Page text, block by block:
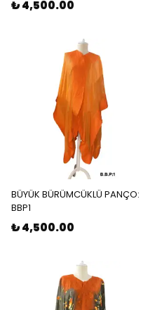
₺ 4,500.00
BÜYÜK BÜRÜMCÜKLÜ PANÇO:
BBP1
₺ 4,500.00